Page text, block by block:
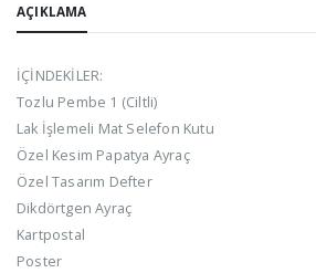
AÇIKLAMA
İÇİNDEKİLER:
Tozlu Pembe 1 (Ciltli)
Lak İşlemeli Mat Selefon Kutu
Özel Kesim Papatya Ayraç
Özel Tasarım Defter
Dikdörtgen Ayraç
Kartpostal
Poster